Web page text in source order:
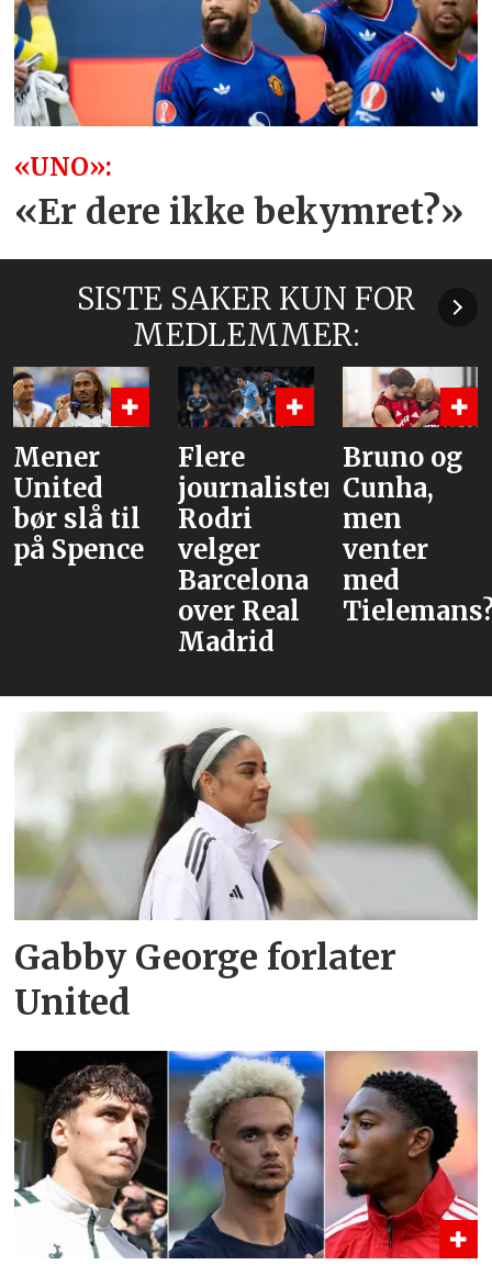
«UNO»:
«Er dere ikke bekymret?»
SISTE SAKER KUN FOR
MEDLEMMER:
slå til
Spence
Flere
journalister:
Rodri
velger
Barcelona
over Real
Madrid
Bruno og
Cunha,
men
venter
med
Tielemans?
Gabby George forlater
United